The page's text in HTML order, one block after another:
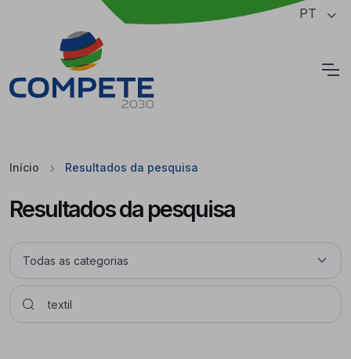
Saltar para o conteúdo principal da página PT
Início Resultados da pesquisa
Resultados da pesquisa